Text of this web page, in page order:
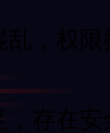
，权
，存在